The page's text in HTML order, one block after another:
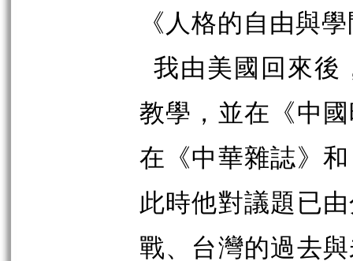
《人格的自由與
我由美國回來後
教學，並在《中
在《中華雜誌》
此時他對議題已
戰、台灣的過去